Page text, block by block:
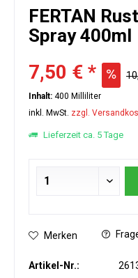
FERTAN
Spray 400ml
7,50 € *
Inhalt: 400 Milliliter
inkl. MwSt. zzgl.
Lieferzeit ca. 5 Tage
Merken
Artikel-Nr.: